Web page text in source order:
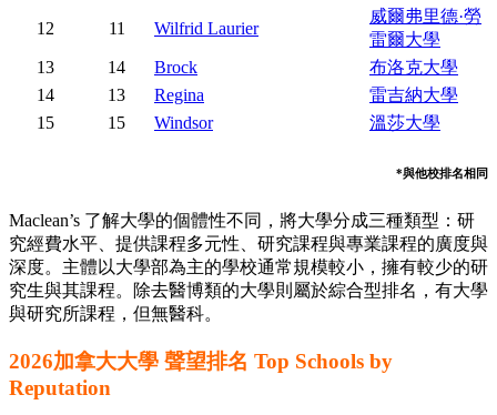
12 11 Wilfrid Laurier
威爾弗里德·勞
雷爾大學
13
14 Brock
布洛克大學
14
13 Regina
雷吉納大學
15
15 Windsor 溫莎大學
*與他校排名相同
Maclean’s 了解大學的個體性不同，將大學分成三種類型：研
究經費水平、提供課程多元性、研究課程與專業課程的廣度與
深度。主體以大學部為主的學校通常規模較小，擁有較少的研
究生與其課程。除去醫博類的大學則屬於綜合型排名，有大學
與研究所課程，但無醫科。
2026加拿大大學 聲望排名 Top Schools by
Reputation